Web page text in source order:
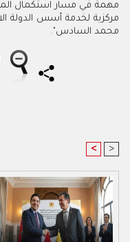
مهمة في مسار استكمال
مركزية لخدمة أسس الدولة
محمد السادس".
< >